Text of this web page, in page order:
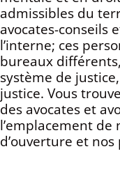
admissibles du
avocates-conseils
l’interne; ces
bureaux
système de
justice. Vous
des avocates et
l’emplacement
d’ouverture et